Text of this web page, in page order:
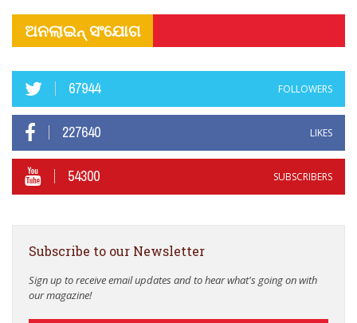
ଅନଲାଇନ୍ ସଂଯୋଗ
67944 FOLLOWERS
227640 LIKES
54300 SUBSCRIBERS
Subscribe to our Newsletter
Sign up to receive email updates and to hear what's going on with
our magazine!